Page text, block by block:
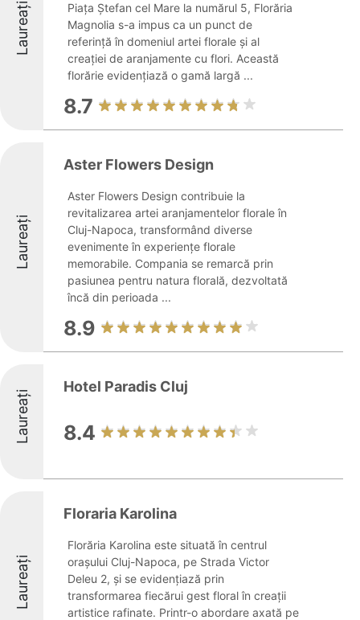
Laureați
Piața Ștefan cel Mare la numărul 5, Florăria
Magnolia s-a impus ca un punct de
referință în domeniul artei florale și al
creației de aranjamente cu flori. Această
florărie evidențiază o gamă largă ...
8.7
Laureați
Aster Flowers Design
Aster Flowers Design contribuie la
revitalizarea artei aranjamentelor florale în
Cluj-Napoca, transformând diverse
evenimente în experiențe florale
memorabile. Compania se remarcă prin
pasiunea pentru natura florală, dezvoltată
încă din perioada ...
8.9
Laureați
Hotel Paradis Cluj
8.4
Laureați
Floraria Karolina
Florăria Karolina este situată în centrul
orașului Cluj-Napoca, pe Strada Victor
Deleu 2, și se evidențiază prin
transformarea fiecărui gest floral în creații
artistice rafinate. Printr-o abordare axată pe